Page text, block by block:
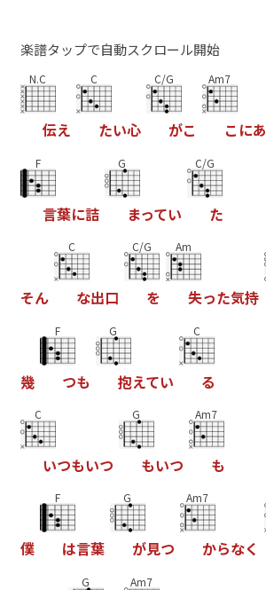
楽譜タップで自動スクロール開始
N.C
伝え
C
たい心
C/G
がこ
Am7
こ にあ
F
言葉に詰
G
まってい
C/G
た
そん
C
な出口
C/G
を
Am
失った気持
幾
F
つも
G
抱えてい
C
る
C
いつもいつ
G
もいつ
Am7
も
僕
F
は言葉
G
が見つ
Am7
からなく
G Am7